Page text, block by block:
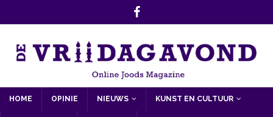
HOME OPINIE NIEUWS KUNST EN CULTUUR